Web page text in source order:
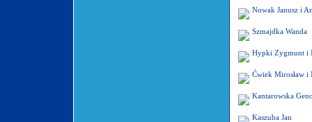
Nowak Janusz i
Szmajdka Wanda
Hypki Zygmunt i
Ćwiek Mirosław i
Kantarowska
Kaszuba Jan